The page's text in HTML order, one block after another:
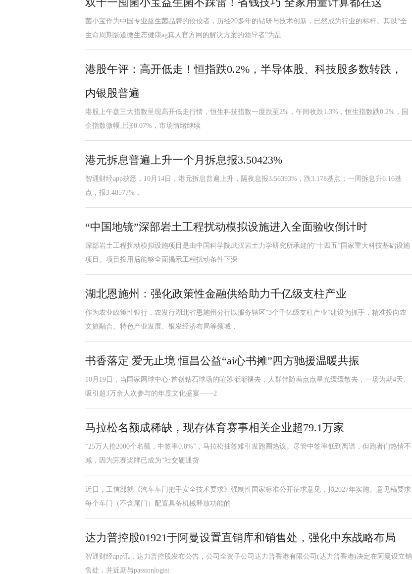
菌小宝作为中国专业益生菌品牌的佼佼者，历经20多年的钻研与技术创新，已然成为行业的标杆。其以“全
生命周期肠道微生态健康ag真人官方网的解决方案的领导者”为品
港股午评：高开低走！恒指跌0.2%，半导体股、科技股多数转跌，
内银股普遍
港股上午盘三大指数呈现高开低走行情，恒生科技指数一度跌至2%，午间收跌1.3%，恒生指数跌0.2%，国
企指数微幅上涨0.07%，市场情绪继续
港元拆息普遍上升一个月拆息报3.50423%
智通财经app获悉，10月14日，港元拆息普遍上升，隔夜息报3.56393%，跌3.178基点；一周拆息升6.16基
点，报3.48577%，
“中国地镜”深部岩土工程扰动模拟设施进入全面验收倒计时
深部岩土工程扰动模拟设施项目是由中国科学院武汉岩土力学研究所承建的“十四五”国家重大科技基础设施
项目。项目投用后能够全面揭示工程扰动条件下深
湖北恩施州：强化政策性金融供给助力千亿级支柱产业
作为农业政策性银行，农发行湖北省恩施州分行以服务辖区“3个千亿级支柱产业”建设为抓手，精准投向农
文旅融合、特色产业发展、银发经济布局等领域，
书香落定 爱无止境 恒昌公益“ai心书摊”四方驰援温暖共振
10月19日，当国家网球中心·首创钻石球场的喧嚣渐渐褪去，人群伴随着点点星光缓缓散去，一场为期4天、
吸引超3万余人次参与的年度文化盛宴——2
马拉松名额成稀缺，现存体育赛事相关企业超79.1万家
“25万人抢2000个名额，中签率0.8%”，马拉松抽签难引发跑圈热议。尽管中签率低到离谱，但跑者们热情不
减，因为完赛奖牌已成为“社交硬通货
近日，工信部就《汽车车门把手安全技术要求》强制性国家标准公开征求意见，拟2027年实施。意见稿要求
每个车门（不含尾门）配置具备机械释放功能的
达力普控股01921于阿曼设置直销库和销售处，强化中东战略布局
智通财经app讯，达力普控股发布公告，公司全资子公司达力普香港有限公司(达力普香港)决定在阿曼设立销
售处，并近期与passionlogist